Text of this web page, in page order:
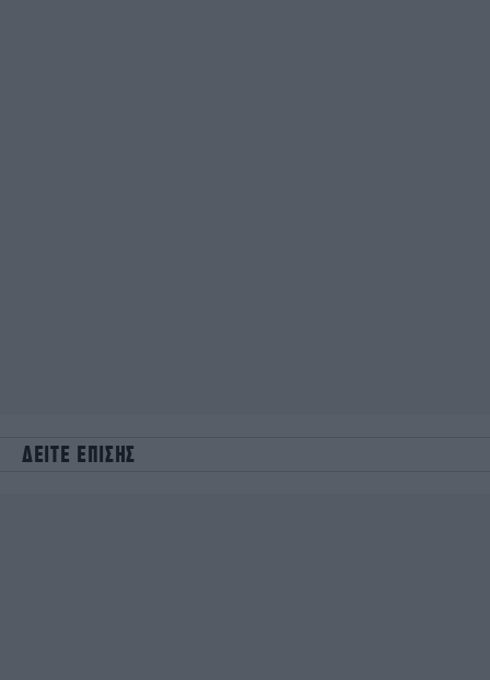
ΔΕΙΤΕ ΕΠΙΣΗΣ